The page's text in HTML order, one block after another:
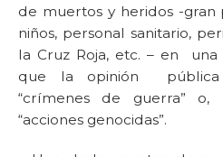
de muertos y heridos -
niños, personal sanitario,
la Cruz Roja, etc. – en
que la opinión pública
“crímenes de guerra”
“acciones genocidas”.